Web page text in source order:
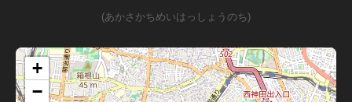
(あかさかちめいはっしょうのち)
+
−